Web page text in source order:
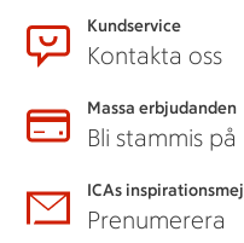
Kundservice
Kontakta oss
Massa erbjudanden
Bli stammis på
ICAs
Prenumerera